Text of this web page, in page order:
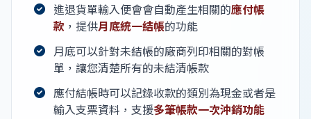
進退貨單輸入便會會自動產生相關的應付帳
款 ，提供月底統一結帳的功能
月底可以針對未結帳的廠商列印相關的對帳
單，讓您清楚所有的未結清帳款
應付結帳時可以記錄收款的類別為現金或者是
輸入支票資料，支援多筆帳款一次沖銷功能